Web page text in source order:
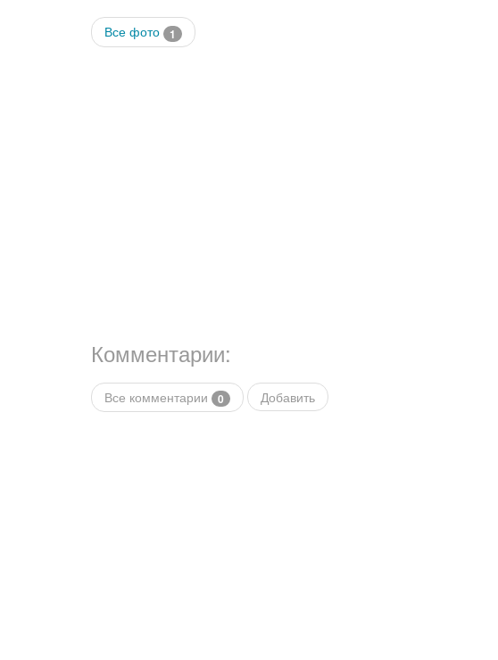
Все фото 1
Комментарии:
Все комментарии 0 Добавить